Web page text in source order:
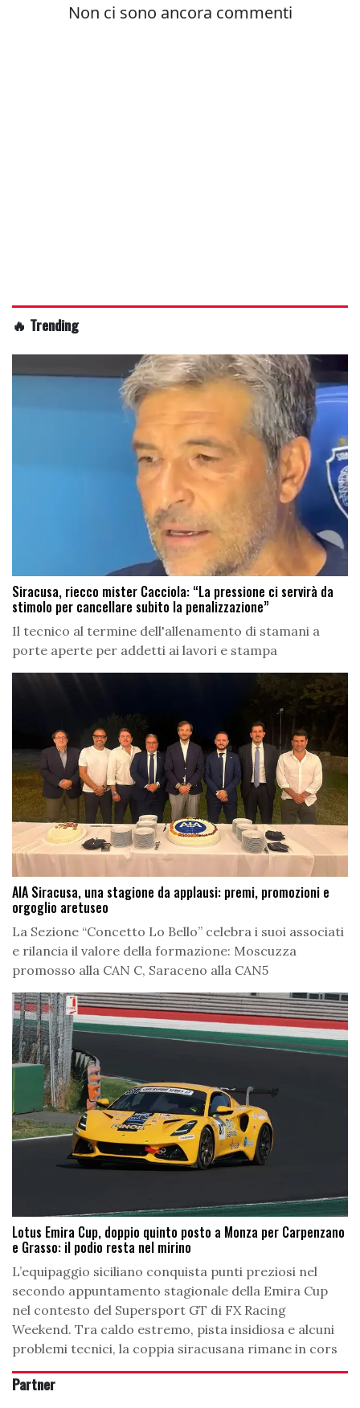
🔥 Trending
Siracusa, riecco mister Cacciola: “La pressione ci servirà da
stimolo per cancellare subito la penalizzazione”
Il tecnico al termine dell'allenamento di stamani a
porte aperte per addetti ai lavori e stampa
AIA Siracusa, una stagione da applausi: premi, promozioni e
orgoglio aretuseo
La Sezione “Concetto Lo Bello” celebra i suoi associati
e rilancia il valore della formazione: Moscuzza
promosso alla CAN C, Saraceno alla CAN5
Lotus Emira Cup, doppio quinto posto a Monza per Carpenzano
e Grasso: il podio resta nel mirino
L’equipaggio siciliano conquista punti preziosi nel
secondo appuntamento stagionale della Emira Cup
nel contesto del Supersport GT di FX Racing
Weekend. Tra caldo estremo, pista insidiosa e alcuni
problemi tecnici, la coppia siracusana rimane in cors
Partner